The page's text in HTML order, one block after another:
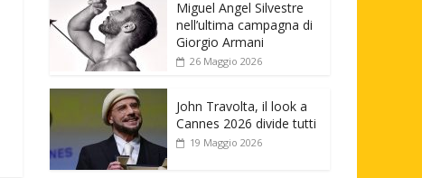
Miguel Angel Silvestre
nell’ultima campagna di
Giorgio Armani
26 Maggio 2026
John Travolta, il look a
Cannes 2026 divide tutti
19 Maggio 2026